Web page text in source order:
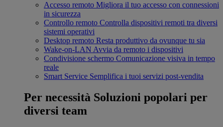
Accesso remoto Migliora il tuo accesso con connessioni
in sicurezza
Controllo remoto Controlla dispositivi remoti tra diversi
sistemi operativi
Desktop remoto Resta produttivo da ovunque tu sia
Wake-on-LAN Avvia da remoto i dispositivi
Condivisione schermo Comunicazione visiva in tempo
reale
Smart Service Semplifica i tuoi servizi post-vendita
Per necessità Soluzioni popolari per
diversi team